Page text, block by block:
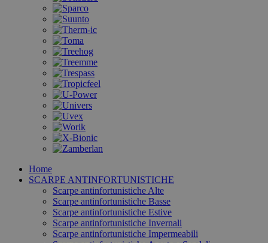
Home
SCARPE ANTINFORTUNISTICHE
Scarpe antinfortunistiche Alte
Scarpe antinfortunistiche Basse
Scarpe antinfortunistiche Estive
Scarpe antinfortunistiche Invernali
Scarpe antinfortunistiche Impermeabili